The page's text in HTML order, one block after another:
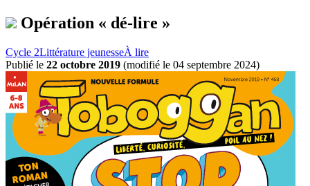
Opération « dé-lire »
Cycle 2Littérature jeunesseÀ lire
Publié le 22 octobre 2019 (modifié le 04 septembre 2024)